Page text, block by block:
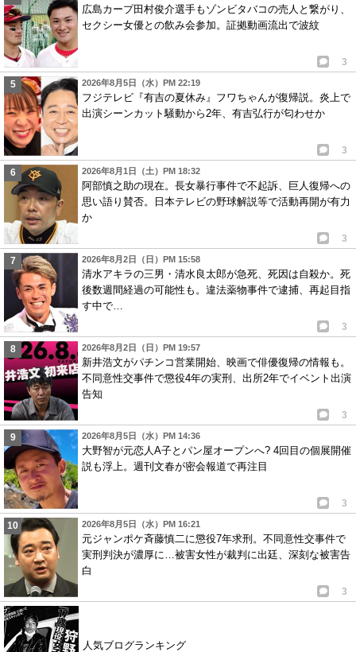
広島カープ田村俊介選手もゾンビタバコの売人と繋がり、
セクシー女優との飲み会参加。証拠動画流出で波紋
3
2026年8月5日（水）PM 22:19
フジテレビ『有吉の夏休み』フワちゃんが復帰説。炎上で
出演シーンカット騒動から2年、有吉弘行が匂わせか
3
2026年8月1日（土）PM 18:32
阿部慎之助の現在。長女暴行事件で不起訴、巨人復帰への
思い語り賛否。日本テレビの野球解説等で活動再開が有力
か
3
2026年8月2日（日）PM 15:58
清水アキラの三男・清水良太郎が急死、死因は自殺か。死
後数週間経過の可能性も。違法薬物事件で逮捕、再起目指
す中で…
3
2026年8月2日（日）PM 19:57
新井浩文がパチンコ営業開始、映画で俳優復帰の情報も。
不同意性交事件で懲役4年の実刑、出所2年でイベント出演
告知
3
2026年8月5日（水）PM 14:36
大野智が元恋人A子とパン屋オープンへ? 4回目の個展開催
説も浮上。週刊文春が密会報道で再注目
3
2026年8月5日（水）PM 16:21
元ジャンポケ斉藤慎二に懲役7年求刑。不同意性交事件で
実刑判決が濃厚に…被害女性が裁判に出廷、深刻な被害告
白
3
人気ブログランキング